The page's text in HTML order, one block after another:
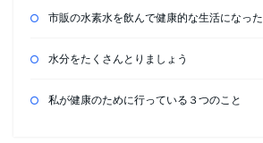
市販の水素水を飲んで健康的な生活になった
水分をたくさんとりましょう
私が健康のために行っている３つのこと